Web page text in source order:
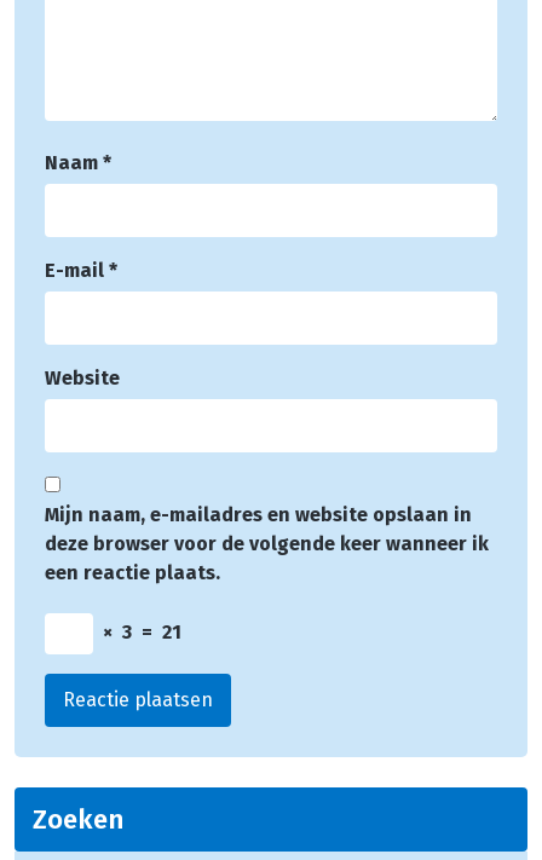
Naam *
E-mail *
Website
Mijn naam, e-mailadres en website opslaan in
deze browser voor de volgende keer wanneer ik
een reactie plaats.
× 3 = 21
Zoeken